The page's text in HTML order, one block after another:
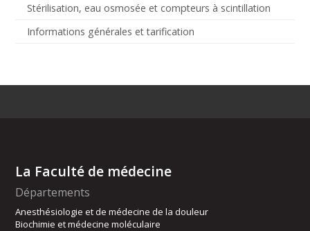
Stérilisation, eau osmosée et compteurs à scintillation
Informations générales et tarification
La Faculté de médecine
Départements
Anesthésiologie et de médecine de la douleur
Biochimie et médecine moléculaire